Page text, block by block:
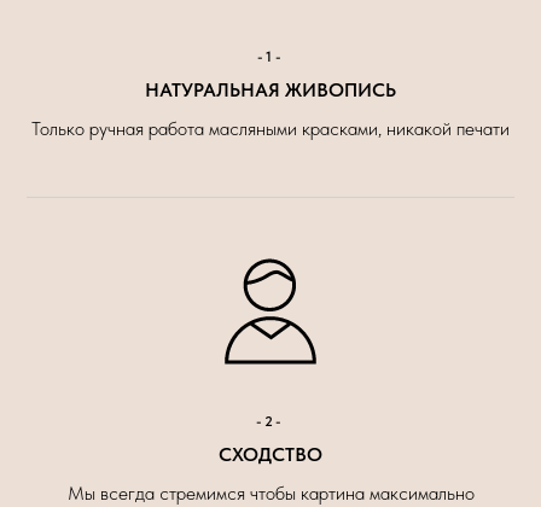
-1-
НАТУРАЛЬНАЯ ЖИВОПИСЬ
Только ручная работа масляными красками, никакой печати
-2-
СХОДСТВО
Мы всегда стремимся чтобы картина максимально